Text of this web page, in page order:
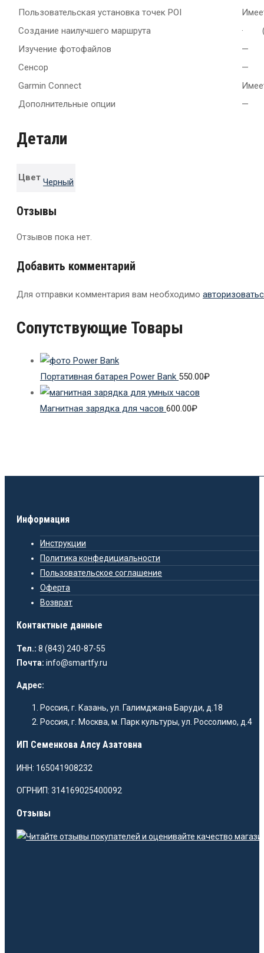
Пользовательская установка точек POI
Создание наилучшего маршрута
·
Изучение фотофайлов
—
Сенсор
—
Garmin Connect
Дополнительные опции
—
Детали
Цвет Черный
Отзывы
Отзывов пока нет.
Добавить комментарий
Для отправки комментария вам необходимо
Сопутствующие Товары
Портативная батарея Power Bank 550.00₽
Магнитная зарядка для часов 600.00₽
Информация
Инструкции
Политика конфедициальности
Пользовательское соглашение
Оферта
Возврат
Контактные данные
Тел.: 8 (843) 240-87-55
Почта: info@smartfy.ru
Адрес:
Россия, г. Казань, ул. Галимджана Баруди, д.18
Россия, г. Москва, м. Парк культуры, ул. Россолимо, д.4
ИП Семенкова Алсу Азатовна
ИНН: 165041908232
ОГРНИП: 314169025400092
Отзывы